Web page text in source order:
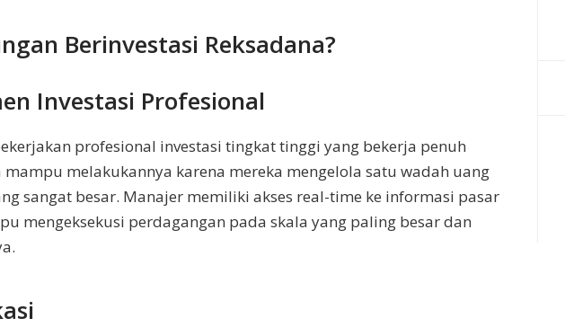
Berinvestasi Reksadana?
Investasi Profesional
profesional investasi tingkat tinggi yang bekerja penuh
mampu melakukannya karena mereka mengelola satu wadah uang
sangat besar. Manajer memiliki akses real-time ke informasi pasar
mengeksekusi perdagangan pada skala yang paling besar dan